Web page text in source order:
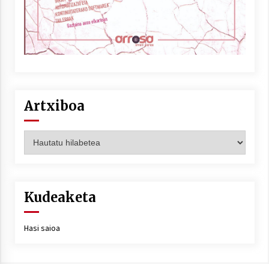
Artxiboa
Kudeaketa
Hasi saioa